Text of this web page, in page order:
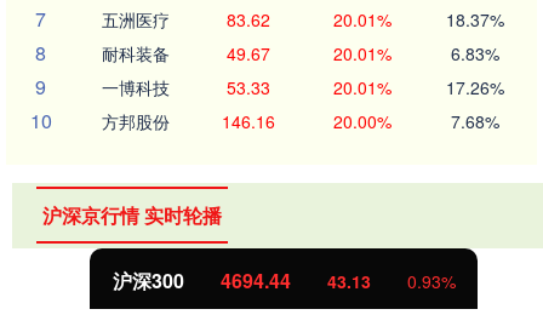
7 五洲医疗 83.62 20.01% 18.37%
8 耐科装备 49.67 20.01% 6.83%
9 一博科技 53.33 20.01% 17.26%
10 方邦股份 146.16 20.00% 7.68%
沪深京行情 实时轮播
北证50 1134.24 11.37 1.01%